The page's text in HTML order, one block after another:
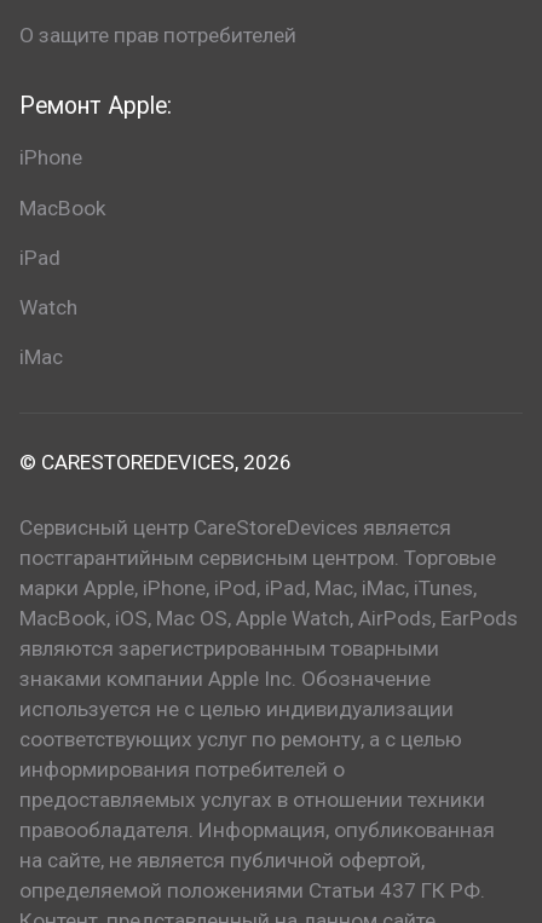
Ремонт Apple:
iPhone
MacBook
iPad
Watch
iMac
О защите прав потребителей
© CARESTOREDEVICES, 2026
Сервисный центр CareStoreDevices является
постгарантийным сервисным центром. Торговые
марки Apple, iPhone, iPod, iPad, Mac, iMac, iTunes,
MacBook, iOS, Mac OS, Apple Watch, AirPods, EarPods
являются зарегистрированным товарными
знаками компании Apple Inc. Обозначение
используется не с целью индивидуализации
соответствующих услуг по ремонту, а с целью
информирования потребителей о
предоставляемых услугах в отношении техники
правообладателя. Информация, опубликованная
на сайте, не является публичной офертой,
определяемой положениями Статьи 437 ГК РФ.